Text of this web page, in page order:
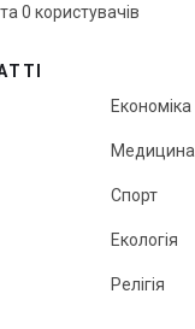
0 користувачів
Економіка
Медицина
Спорт
Екологія
Релігія